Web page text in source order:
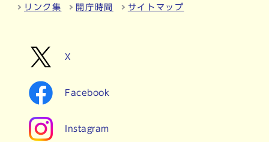
リンク集 開庁時間 サイトマップ
X
Facebook
Instagram